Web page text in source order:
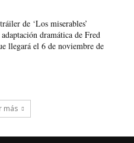
de ‘Los miserables’
dramática de Fred
llegará el 6 de noviembre de
más